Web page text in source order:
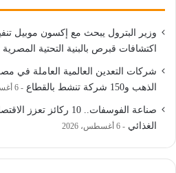
وزير البترول يبحث مع إكسون موبيل
اكتشافات قبرص بالبنية التحتية المصرية
الذهب و150 شركة تنشط بالقطاع
6 أغسطس، 2026
صناعة الفوسفات.. 10
الغذائي
6 أغسطس، 2026